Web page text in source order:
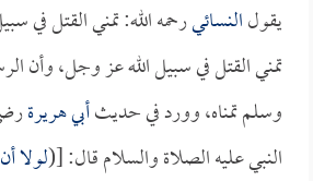
يقولالنسائيرحمه الله: تمني القتل في
تمني القتل في سبيل الله عز وجل، وأن
وسلم تمناه، وورد في حديثأبي هريرة
النبي عليه الصلاة والسلام قال: [(لولا